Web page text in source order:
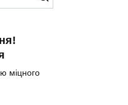
міцного